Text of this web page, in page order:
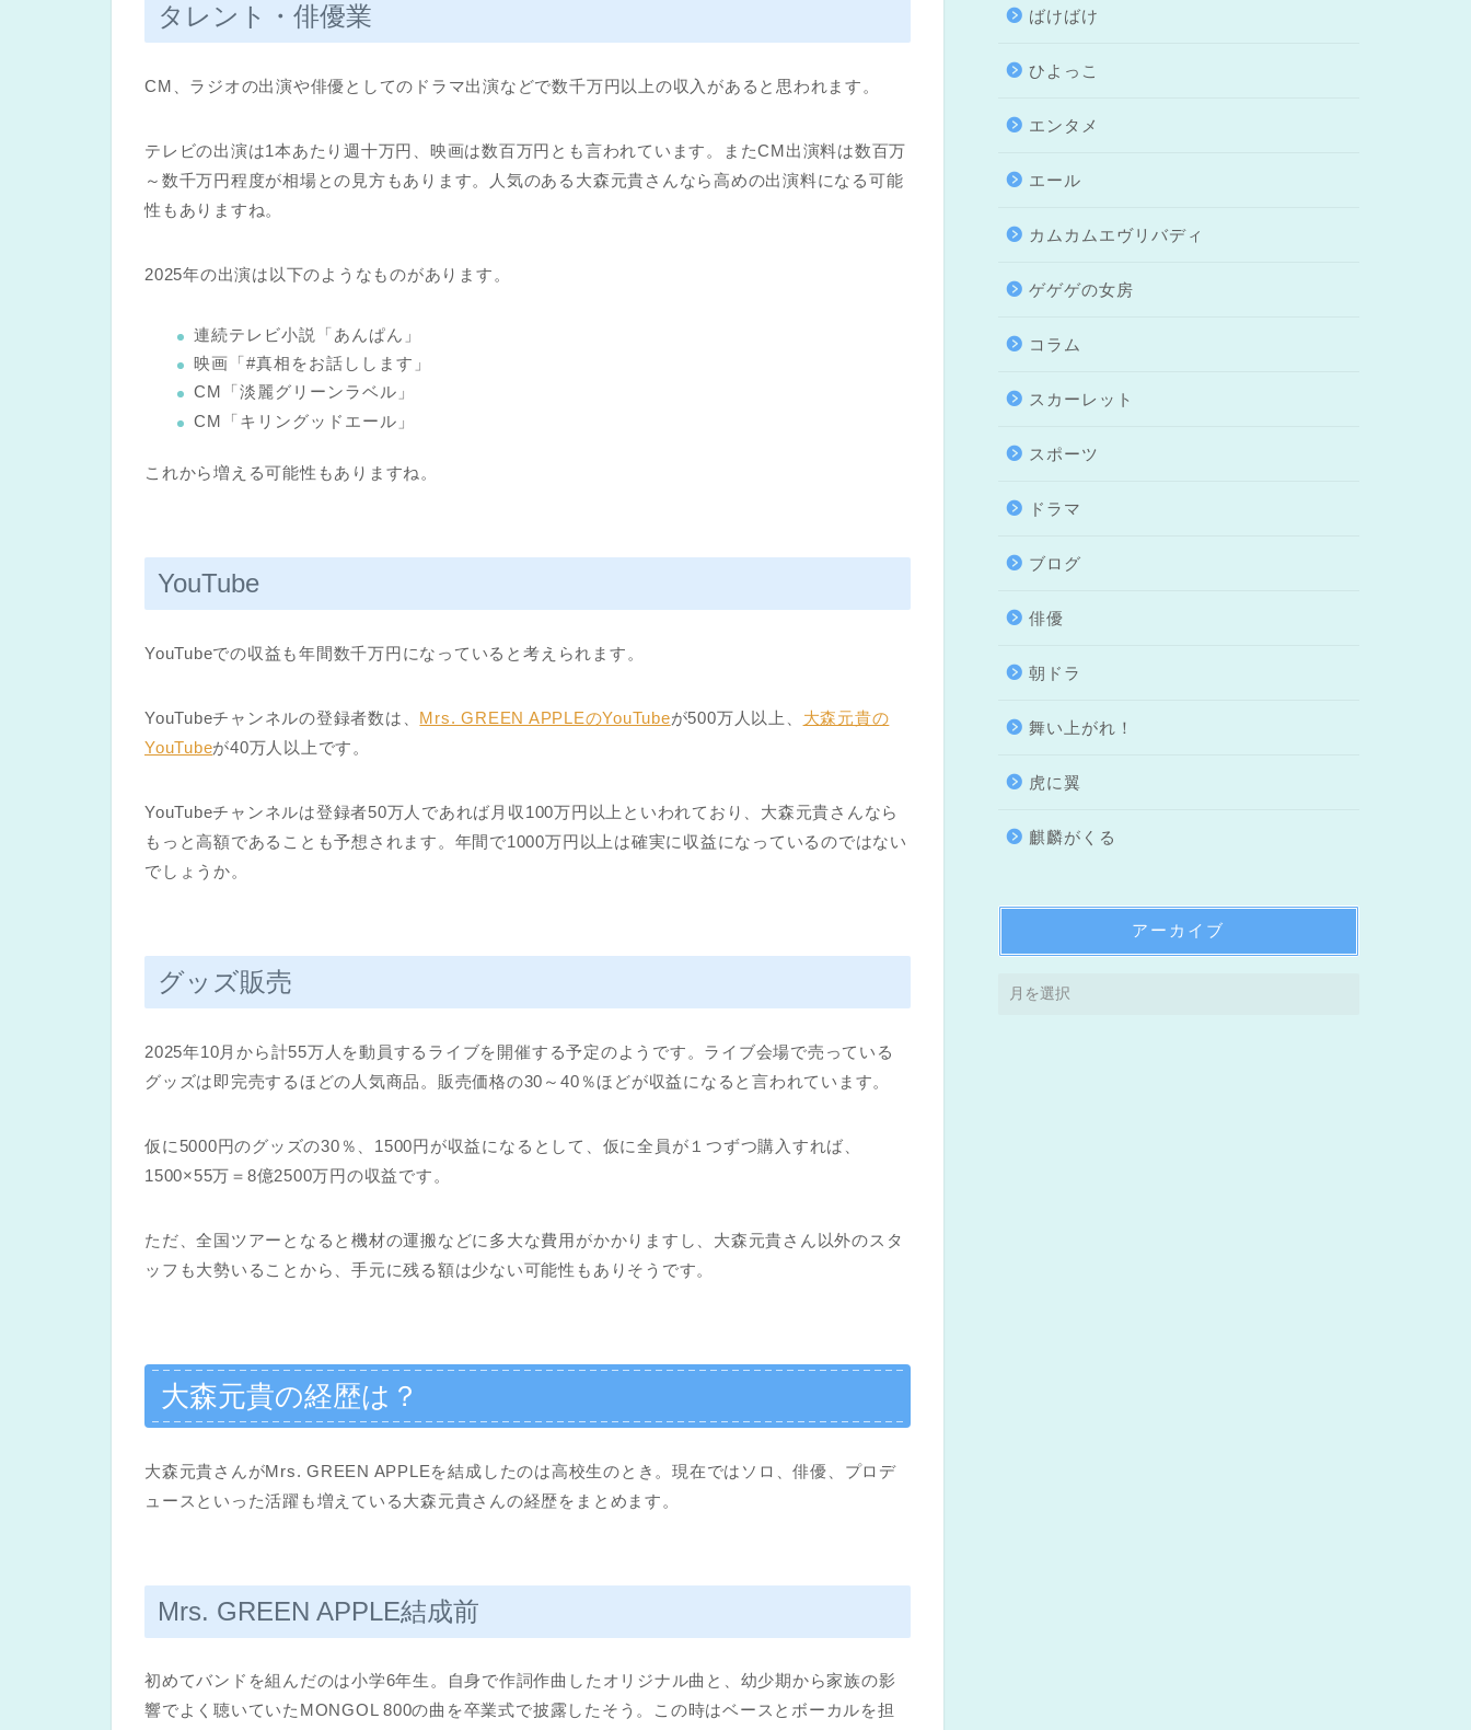
タレント・俳優業
CM、ラジオの出演や俳優としてのドラマ出演などで数千万円以上の収入があると思われます。
テレビの出演は1本あたり週十万円、映画は数百万円とも言われています。またCM出演料は数百万
～数千万円程度が相場との見方もあります。人気のある大森元貴さんなら高めの出演料になる可能
性もありますね。
2025年の出演は以下のようなものがあります。
連続テレビ小説「あんぱん」
映画「#真相をお話しします」
CM「淡麗グリーンラベル」
CM「キリングッドエール」
これから増える可能性もありますね。
YouTube
YouTubeでの収益も年間数千万円になっていると考えられます。
YouTubeチャンネルの登録者数は、 Mrs. GREEN APPLEのYouTubeが500万人以上、 大森元貴の
YouTubeが40万人以上です。
YouTubeチャンネルは登録者50万人であれば月収100万円以上といわれており、大森元貴さんなら
もっと高額であることも予想されます。年間で1000万円以上は確実に収益になっているのではない
でしょうか。
グッズ販売
2025年10月から計55万人を動員するライブを開催する予定のようです。ライブ会場で売っている
グッズは即完売するほどの人気商品。販売価格の30～40％ほどが収益になると言われています。
仮に5000円のグッズの30％、1500円が収益になるとして、仮に全員が１つずつ購入すれば、
1500×55万＝8億2500万円の収益です。
ただ、全国ツアーとなると機材の運搬などに多大な費用がかかりますし、大森元貴さん以外のスタ
ッフも大勢いることから、手元に残る額は少ない可能性もありそうです。
大森元貴の経歴は？
大森元貴さんがMrs. GREEN APPLEを結成したのは高校生のとき。現在ではソロ、俳優、プロデ
ュースといった活躍も増えている大森元貴さんの経歴をまとめます。
Mrs. GREEN APPLE結成前
初めてバンドを組んだのは小学6年生。自身で作詞作曲したオリジナル曲と、幼少期から家族の影
響でよく聴いていたMONGOL 800の曲を卒業式で披露したそう。この時はベースとボーカルを担
ばけばけ
ひよっこ
エンタメ
エール
カムカムエヴリバディ
ゲゲゲの女房
コラム
スカーレット
スポーツ
ドラマ
ブログ
俳優
朝ドラ
舞い上がれ！
虎に翼
麒麟がくる
アーカイブ